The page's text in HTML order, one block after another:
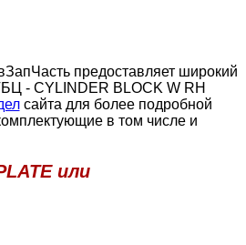
предоставляет широкий
- CYLINDER BLOCK W RH
сайта для более подробной
в том числе и
или